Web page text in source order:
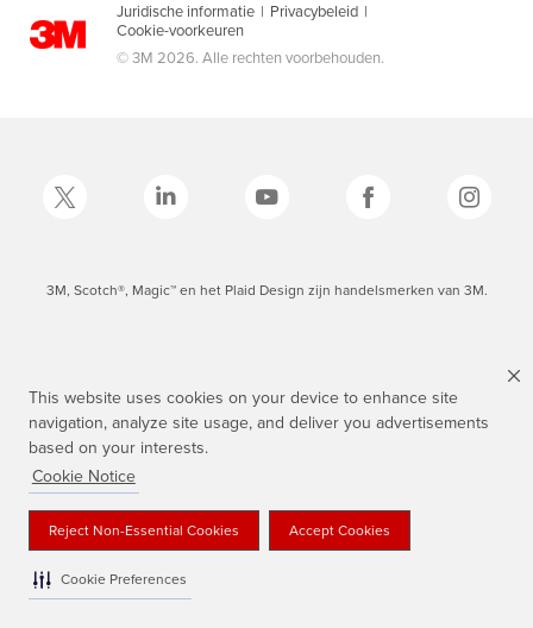
This website uses cookies on your device to enhance site
navigation, analyze site usage, and deliver you advertisements
based on your interests.
Cookie Notice
Reject Non-Essential Cookies Accept Cookies
Cookie Preferences
Juridische informatie | Privacybeleid |
Cookie-voorkeuren
© 3M 2026. Alle rechten voorbehouden.
3M, Scotch®, Magic™ en het Plaid Design zijn handelsmerken van 3M.